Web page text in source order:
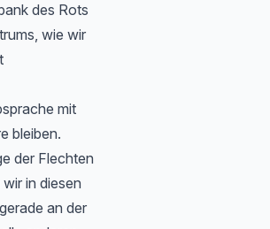
des Rots
wie wir
mit
bleiben.
der Flechten
in diesen
an der